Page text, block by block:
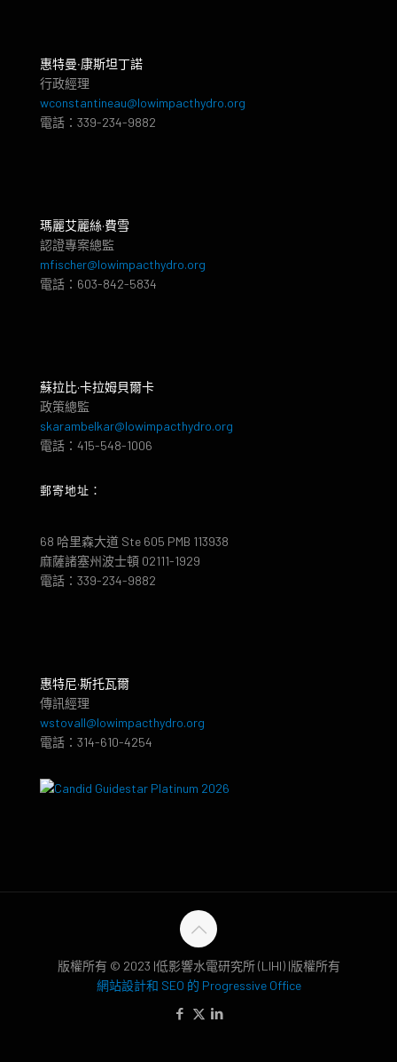
惠特曼‧康斯坦丁諾
行政經理
wconstantineau@lowimpacthydro.org
電話：339-234-9882
瑪麗艾麗絲·費雪
認證專案總監
mfischer@lowimpacthydro.org
電話：603-842-5834
蘇拉比·卡拉姆貝爾卡
政策總監
skarambelkar@lowimpacthydro.org
電話：415-548-1006
郵寄地址：
68 哈里森大道 Ste 605 PMB 113938
麻薩諸塞州波士頓 02111-1929
電話：339-234-9882
惠特尼·斯托瓦爾
傳訊經理
wstovall@lowimpacthydro.org
電話：314-610-4254
版權所有 © 2023 |低影響水電研究所 (LIHI) |版權所有
網站設計和 SEO 的 Progressive Office